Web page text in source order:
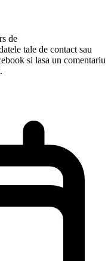
de
tale de contact sau
si lasa un comentariu